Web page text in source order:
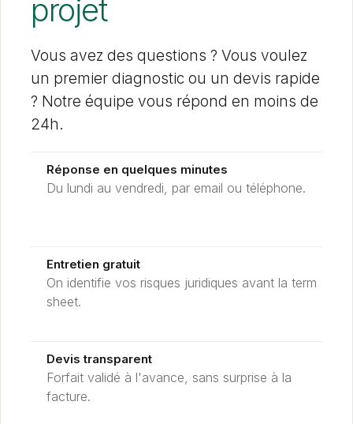
projet
Vous avez des questions ? Vous voulez
un premier diagnostic ou un devis rapide
? Notre équipe vous répond en moins de
24h.
Réponse en quelques minutes
Du lundi au vendredi, par email ou téléphone.
Entretien gratuit
On identifie vos risques juridiques avant la term
sheet.
Devis transparent
Forfait validé à l'avance, sans surprise à la
facture.